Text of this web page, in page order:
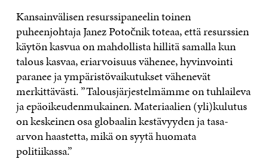
Kansainvälisen resurssipaneelin toinen
puheenjohtaja Janez Potočnik toteaa, että resurssien
käytön kasvua on mahdollista hillitä samalla kun
talous kasvaa, eriarvoisuus vähenee, hyvinvointi
paranee ja ympäristövaikutukset vähenevät
merkittävästi. ”Talousjärjestelmämme on tuhlaileva
ja epäoikeudenmukainen. Materiaalien (yli)kulutus
on keskeinen osa globaalin kestävyyden ja tasa-
arvon haastetta, mikä on syytä huomata
politiikassa.”